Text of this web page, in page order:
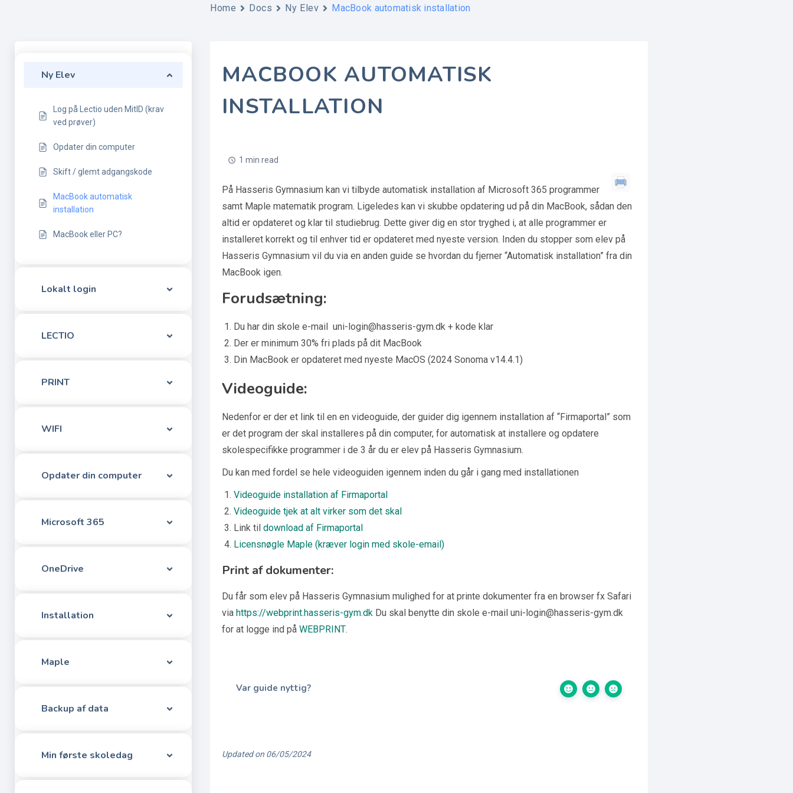
Ny Elev
Log på Lectio uden MitID (krav
ved prøver)
Opdater din computer
Skift / glemt adgangskode
MacBook automatisk
installation
MacBook eller PC?
Lokalt login
LECTIO
PRINT
WIFI
Opdater din computer
Microsoft 365
OneDrive
Installation
Maple
Backup af data
Min første skoledag
Home Docs Ny Elev MacBook automatisk installation
MACBOOK AUTOMATISK
INSTALLATION
1 min read
På Hasseris Gymnasium kan vi tilbyde automatisk installation af Microsoft 365 programmer
samt Maple matematik program. Ligeledes kan vi skubbe opdatering ud på din MacBook, sådan den
altid er opdateret og klar til studiebrug. Dette giver dig en stor tryghed i, at alle programmer er
installeret korrekt og til enhver tid er opdateret med nyeste version. Inden du stopper som elev på
Hasseris Gymnasium vil du via en anden guide se hvordan du fjerner “Automatisk installation” fra din
MacBook igen.
Forudsætning:
Du har din skole e-mail uni-login@hasseris-gym.dk + kode klar
Der er minimum 30% fri plads på dit MacBook
Din MacBook er opdateret med nyeste MacOS (2024 Sonoma v14.4.1)
Videoguide:
Nedenfor er der et link til en en videoguide, der guider dig igennem installation af “Firmaportal” som
er det program der skal installeres på din computer, for automatisk at installere og opdatere
skolespecifikke programmer i de 3 år du er elev på Hasseris Gymnasium.
Du kan med fordel se hele videoguiden igennem inden du går i gang med installationen
Videoguide installation af Firmaportal
Videoguide tjek at alt virker som det skal
Link til download af Firmaportal
Licensnøgle Maple (kræver login med skole-email)
Print af dokumenter:
Du får som elev på Hasseris Gymnasium mulighed for at printe dokumenter fra en browser fx Safari
via https://webprint.hasseris-gym.dkDu skal benytte din skole e-mail uni-login@hasseris-gym.dk
for at logge ind på WEBPRINT.
Var guide nyttig?
Updated on 06/05/2024